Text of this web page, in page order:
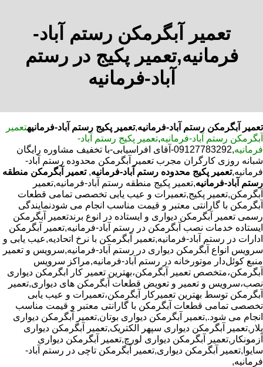
تعمیر آبگرمکن رستم آباد-
فرمانیه,تعمیر پکیج در رستم
آباد-فرمانیه
تعمیر آبگرمکن رستم آباد-فرمانیه,تعمیر پکیج رستم آباد-فرمانیهتعمیر
آبگرمکن رستم آباد-فرمانیه,تعمیر پکیج رستم آباد-
فرمانیه
,09127783292-آقای افراسیابی-با تخفیف مشاوره رایگان
شبانه روزی کارگران مجرب تعمیر آبگرمکن محدوده رستم آباد-
فرمانیه,تعمیر پکیج محدوده رستم آباد-فرمانیه, تعمیر آبگرمکن منطقه
رستم آباد-فرمانیه,تعمیر پکیج منطقه رستم آباد-فرمانیه,تعمیر
آبگرمکن,تعمیر پکیج,تعمیرات و عیب یابی تخصصی تمامی قطعات
آبگرمکن با گارانتی معتبر و قیمت مناسب انجام می شودنمایندگی
رسمی تعمیر آبگرمکن دیواری و ایستاده در انوع برندتعمیر آبگرمکن
ایستاده خدمات نصب آبگرمکن در رستم آباد-فرمانیه,تعمیر آبگرمکن
ادارات در رستم آباد-فرمانیه,تعمیر آبگرمکن با نرخ اتحادیه,عیب یابی و
سرویس انواع آبگرمکن دیواری در رستم آباد-فرمانیه,سرویس و تعمیر
منبع کوئل‌دار موتورخانه در رستم آباد-فرمانیه,مراکز سرویس
آبگرمکن،متخصص تعمیر آبگرمکن،بهترین تعمیر کار ابگرمکن دیواری
نصب،سرویس و تعمیر و تعویض قطعات آبگرمکن های دیواری,تعمیر
آبگرمکن توسط بهترین تعمیرکار آبگرمکن،تعمیرات و عیب یابی
تخصصی تمامی قطعات آبگرمکن با گارانتی معتبر و قیمت مناسب
انجام می شود.,تعمیر آبگرمکن دیواری بوتان,تعمیر آبگرمکن دیواری
پلار,تعمیر آبگرمکن دیواری سپهر الکتریک,تعمیر آبگرمکن دیواری
آزمونکار,تعمیر آبگرمکن دیواری لورچ,تعمیر آبگرمکن دیواری
سایوا,تعمیر آبگرمکن دیواری,تعمیر آبگرمکن تاچی در رستم آباد-
فرمانیه,